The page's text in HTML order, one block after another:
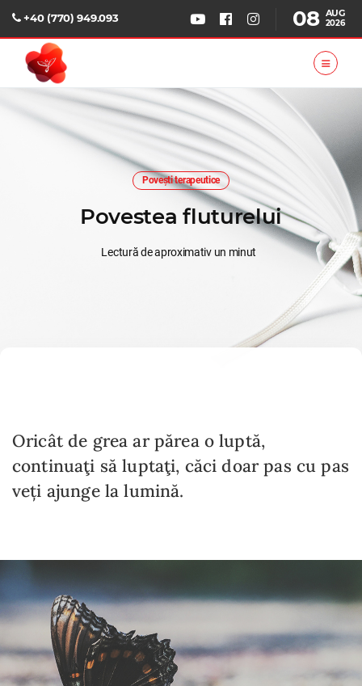
+40 (770) 949.093 08 AUG
2026
Povești terapeutice
Povestea fluturelui
Lectură de aproximativ un minut
Oricât de grea ar părea o luptă,
continuaţi să luptaţi, căci doar pas cu pas
veți ajunge la lumină.